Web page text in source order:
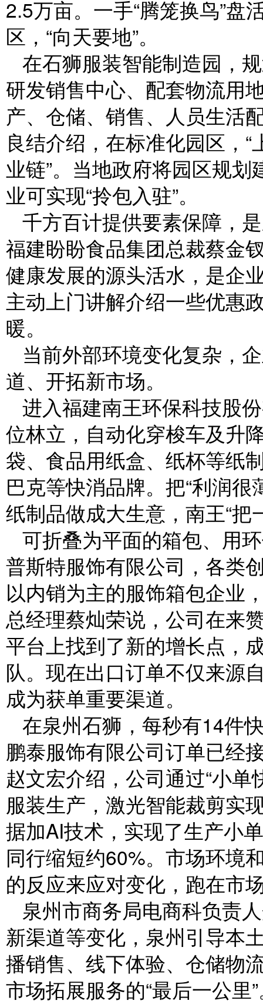
2.5万亩。一手“腾笼换鸟”盘
区，“向天要地”。
在石狮服装智能制造园，
研发销售中心、配套物流用
产、仓储、销售、人员生活
良结介绍，在标准化园区，
业链”。当地政府将园区规
业可实现“拎包入驻”。
千方百计提供要素保障，
福建盼盼食品集团总裁蔡金
健康发展的源头活水，是企
主动上门讲解介绍一些优惠
暖。
当前外部环境变化复杂，
道、开拓新市场。
进入福建南王环保科技股
位林立，自动化穿梭车及升
袋、食品用纸盒、纸杯等纸
巴克等快消品牌。把“利润
纸制品做成大生意，南王“把
可折叠为平面的箱包、用
普斯特服饰有限公司，各类
以内销为主的服饰箱包企业
总经理蔡灿荣说，公司在来
平台上找到了新的增长点，
队。现在出口订单不仅来源
成为获单重要渠道。
在泉州石狮，每秒有14件
鹏泰服饰有限公司订单已经
赵文宏介绍，公司通过“小
服装生产，激光智能裁剪实
据加AI技术，实现了生产小
同行缩短约60%。市场环境
的反应来应对变化，跑在市
泉州市商务局电商科负责
新渠道等变化，泉州引导本
播销售、线下体验、仓储物
市场拓展服务的“最后一公里